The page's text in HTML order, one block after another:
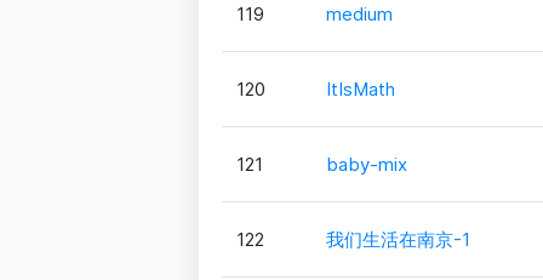
119 medium
120 ItIsMath
121 baby-mix
122 我们生活在南京-1